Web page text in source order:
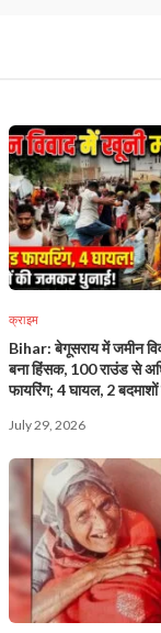
क्राइम
Bihar: बेगूसराय में जमीन
बना हिंसक, 100 राउंड से
फायरिंग; 4 घायल, 2 बदमाशों
July 29, 2026